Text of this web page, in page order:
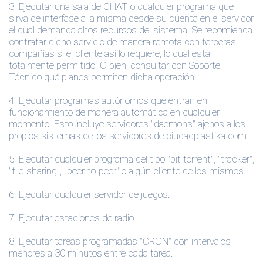
3. Ejecutar una sala de CHAT o cualquier programa que
sirva de interfase a la misma desde su cuenta en el servidor
el cual demanda altos recursos del sistema. Se recomienda
contratar dicho servicio de manera remota con terceras
compañías si el cliente así lo requiere, lo cual está
totalmente permitido. O bien, consultar con Soporte
Técnico qué planes permiten dicha operación.
4. Ejecutar programas autónomos que entran en
funcionamiento de manera automática en cualquier
momento. Esto incluye servidores "daemons" ajenos a los
propios sistemas de los servidores de ciudadplastika.com
5. Ejecutar cualquier programa del tipo "bit torrent", "tracker",
"file-sharing", "peer-to-peer" o algún cliente de los mismos.
6. Ejecutar cualquier servidor de juegos.
7. Ejecutar estaciones de radio.
8. Ejecutar tareas programadas "CRON" con intervalos
menores a 30 minutos entre cada tarea.